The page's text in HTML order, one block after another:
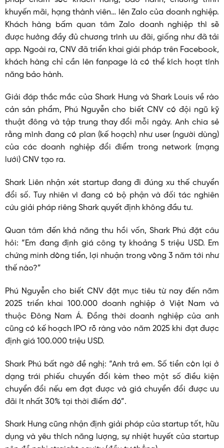
khuyến mãi, hạng thành viên… lên Zalo của doanh nghiệp.
Khách hàng bấm quan tâm Zalo doanh nghiệp thì sẽ
được hưởng đầy đủ chương trình ưu đãi, giống như đã tải
app. Ngoài ra, CNV đã triển khai giải pháp trên Facebook,
khách hàng chỉ cần lên fanpage là có thể kích hoạt tính
năng bảo hành.
Giải đáp thắc mắc của Shark Hưng và Shark Louis về rào
cản sản phẩm, Phú Nguyễn cho biết CNV có đội ngũ kỹ
thuật đông và tập trung thay đổi mỗi ngày. Anh chia sẻ
rằng mình đang có plan (kế hoạch) như user (người dùng)
của các doanh nghiệp đổi điểm trong network (mạng
lưới) CNV tạo ra.
Shark Liên nhận xét startup đang đi đúng xu thế chuyển
đổi số. Tuy nhiên vì đang có bộ phận và đối tác nghiên
cứu giải pháp riêng Shark quyết định không đầu tư.
Quan tâm đến khả năng thu hồi vốn, Shark Phú đặt câu
hỏi: “Em đang định giá công ty khoảng 5 triệu USD. Em
chứng minh dòng tiền, lợi nhuận trong vòng 3 năm tới như
thế nào?”
Phú Nguyễn cho biết CNV đặt mục tiêu từ nay đến năm
2025 triển khai 100.000 doanh nghiệp ở Việt Nam và
thuộc Đông Nam Á. Đồng thời doanh nghiệp của anh
cũng có kế hoạch IPO rõ ràng vào năm 2025 khi đạt được
định giá 100.000 triệu USD.
Shark Phú bất ngờ đề nghị: “Anh trả em. Số tiền còn lại ở
dạng trái phiếu chuyển đổi kèm theo một số điều kiện
chuyển đổi nếu em đạt được và giá chuyển đổi được ưu
đãi ít nhất 30% tại thời điểm đó”.
Shark Hưng cũng nhận định giải pháp của startup tốt, hữu
dụng và yêu thích năng lượng, sự nhiệt huyết của startup